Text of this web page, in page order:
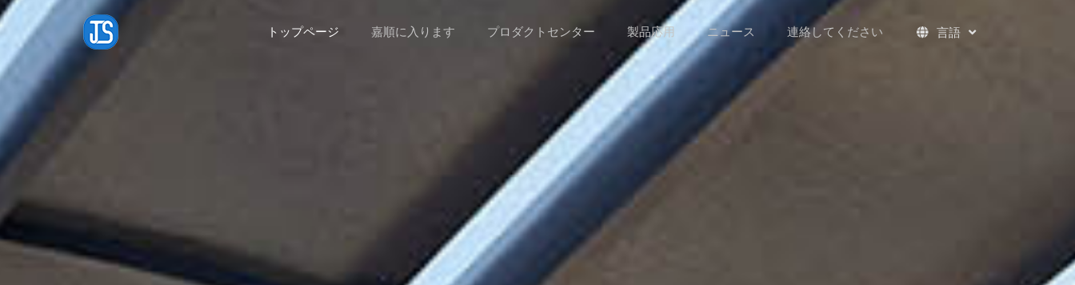
言語
トップページ 嘉順に入ります プロダクトセンター 製品応用 ニュース 連絡してください